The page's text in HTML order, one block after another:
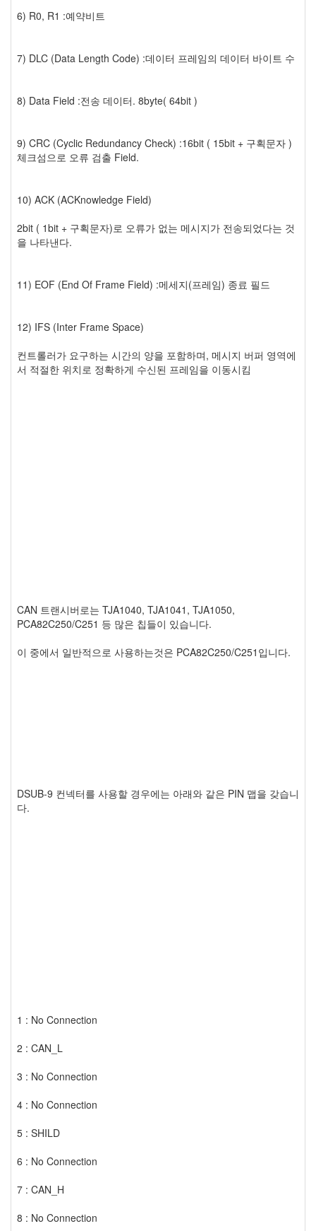
6) R0, R1 :예약비트
7) DLC (Data Length Code) :데이터 프레임의 데이터 바이트 수
8) Data Field :전송 데이터. 8byte( 64bit )
9) CRC (Cyclic Redundancy Check) :16bit ( 15bit + 구획문자 )
체크섬으로 오류 검출 Field.
10) ACK (ACKnowledge Field)
2bit ( 1bit + 구획문자)로 오류가 없는 메시지가 전송되었다는 것
을 나타낸다.
11) EOF (End Of Frame Field) :메세지(프레임) 종료 필드
12) IFS (Inter Frame Space)
컨트롤러가 요구하는 시간의 양을 포함하며, 메시지 버퍼 영역에
서 적절한 위치로 정확하게 수신된 프레임을 이동시킴
CAN 트랜시버로는 TJA1040, TJA1041, TJA1050,
PCA82C250/C251 등 많은 칩들이 있습니다.
이 중에서 일반적으로 사용하는것은 PCA82C250/C251입니다.
DSUB-9 컨넥터를 사용할 경우에는 아래와 같은 PIN 맵을 갖습니
다.
1 : No Connection
2 : CAN_L
3 : No Connection
4 : No Connection
5 : SHILD
6 : No Connection
7 : CAN_H
8 : No Connection